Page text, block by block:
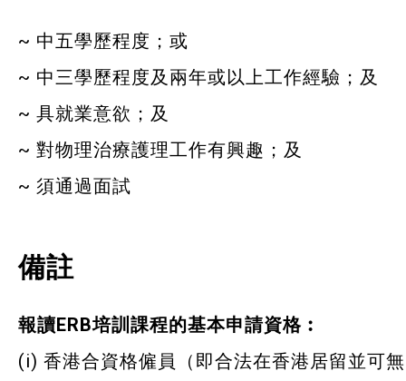
~ 中五學歷程度；或
~ 中三學歷程度及兩年或以上工作經驗；及
~ 具就業意欲；及
~ 對物理治療護理工作有興趣；及
~ 須通過面試
備註
報讀ERB培訓課程的基本申請資格︰
(i) 香港合資格僱員（即合法在香港居留並可無